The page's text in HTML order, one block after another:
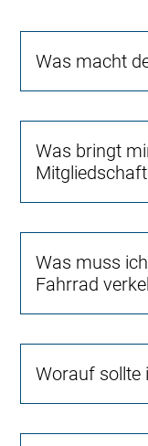
Was macht
Was bringt
Was muss
Fahrrad
Worauf sollte